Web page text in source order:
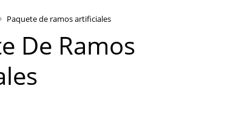
Paquete de ramos artificiales
De Ramos